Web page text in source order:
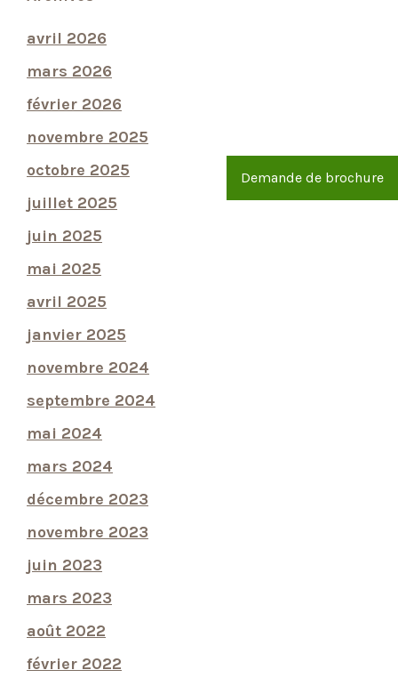
avril 2026
mars 2026
février 2026
novembre 2025
octobre 2025
juillet 2025
juin 2025
mai 2025
avril 2025
janvier 2025
novembre 2024
septembre 2024
mai 2024
mars 2024
décembre 2023
novembre 2023
juin 2023
mars 2023
août 2022
février 2022
Demande de brochure